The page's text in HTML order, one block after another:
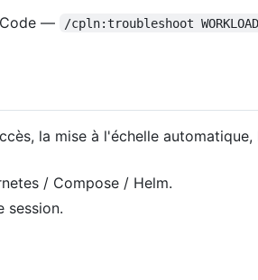
Code —
/cpln:troubleshoot WORKLOAD
la mise à l'échelle
/ Compose / Helm.
session.